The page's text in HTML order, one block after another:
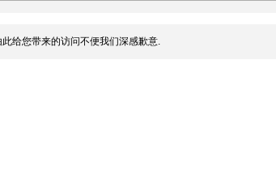
给您带来的访问不便我们深感歉意.